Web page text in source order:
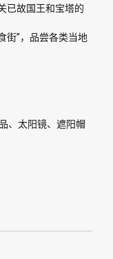
已故国王和宝塔的
街”，品尝各类当地
、太阳镜、遮阳帽